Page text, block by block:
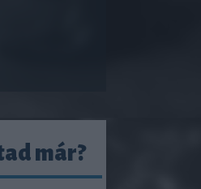
már?